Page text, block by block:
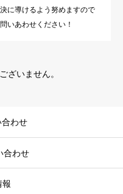
に導けるよう努めますので
いあわせください！
ざいません。
合わせ
合わせ
報